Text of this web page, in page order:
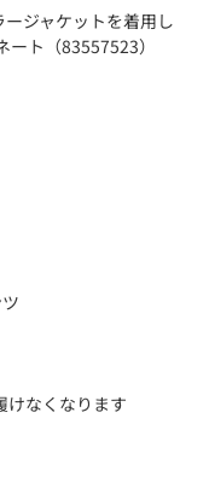
ジャケットを着用し
ト（83557523）
けなくなります